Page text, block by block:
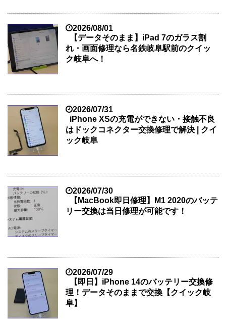
2026/08/01
【データそのまま】iPad 7のガラス割
れ・画面修理なら名鉄岐阜駅前のクイッ
ク岐阜へ！
2026/07/31
iPhone XSの充電ができない・接触不良
はドックコネクター交換修理で解決 | クイ
ック岐阜
2026/07/30
【MacBook即日修理】M1 2020のバッテ
リー交換は当日修理が可能です！
2026/07/29
【即日】iPhone 14のバッテリー交換修
理！データそのままで交換【クイック岐
阜】